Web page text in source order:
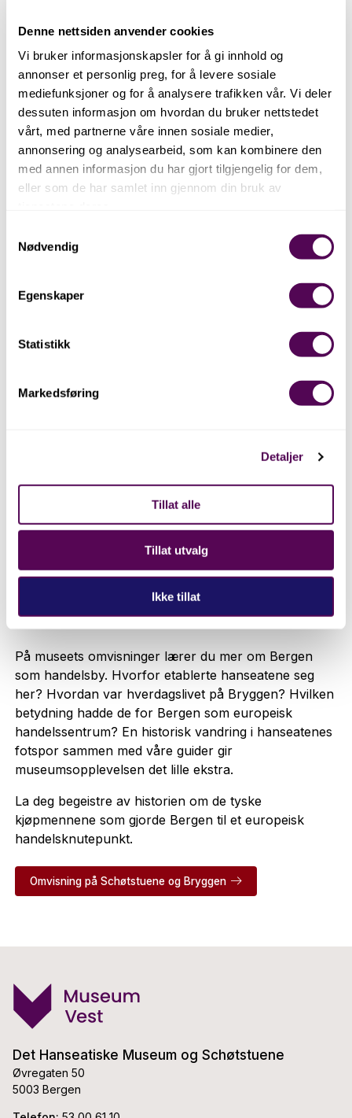
Denne nettsiden anvender cookies
Vi bruker informasjonskapsler for å gi innhold og
annonser et personlig preg, for å levere sosiale
mediefunksjoner og for å analysere trafikken vår. Vi deler
dessuten informasjon om hvordan du bruker nettstedet
vårt, med partnerne våre innen sosiale medier,
annonsering og analysearbeid, som kan kombinere den
med annen informasjon du har gjort tilgjengelig for dem,
eller som de har samlet inn gjennom din bruk av
Nødvendig
Egenskaper
Statistikk
Markedsføring
Detaljer
Tillat alle
Tillat utvalg
Ikke tillat
små røde husene vitner om en svunnen tid, og bak
porten inn til de tyske kjøpmennenes verden, kan
hele fire stuer og to ildhus besøkes. Åpen peis, vakre
lysekroner og langbord i Jakobsfjorden og
Bellgårdens schøtstue viser hvordan museet ble
innrettet for over 80 år siden. Inntil 300 år gamle
rankemalerier på Dramshusens schøtstue pryder
veggene og skaper en autentisk stemning.
Se deg rundt i Dramshusens schøtstue
Opplev en av Bergens best
Dramshusens schøtstue fra 1703, er den eldste av
stuen finner du en av Bergens best bevarte
hemmeligheter: middelalderruinen fra ca. 1280!
Ruinen kan du se gjennom et glassgulv.
Besøk oss Ruinutstilling på Schøtstuene
Bli med oss på omvisning i
Schøtstuene og på Bryggen
På museets omvisninger lærer du mer om Bergen
som handelsby. Hvorfor etablerte hanseatene seg
her? Hvordan var hverdagslivet på Bryggen? Hvilken
betydning hadde de for Bergen som europeisk
handelssentrum? En historisk vandring i hanseatenes
fotspor sammen med våre guider gir
museumsopplevelsen det lille ekstra.
La deg begeistre av historien om de tyske
kjøpmennene som gjorde Bergen til et europeisk
handelsknutepunkt.
Omvisning på Schøtstuene og Bryggen
Det Hanseatiske Museum og Schøtstuene
Øvregaten 50
5003 Bergen